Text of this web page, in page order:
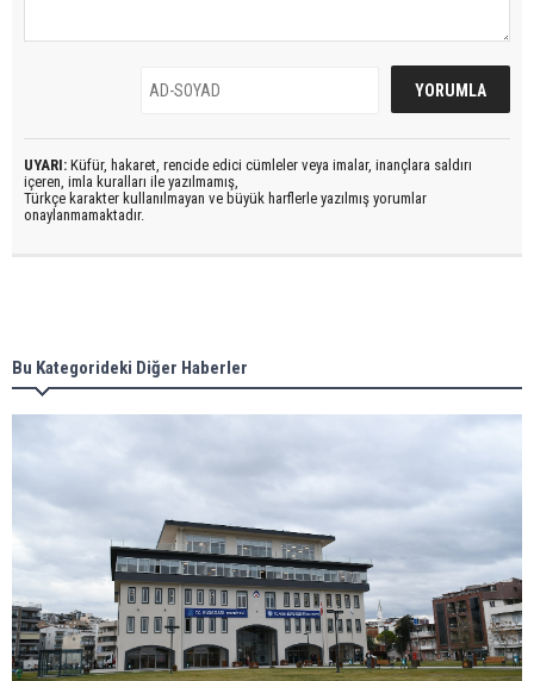
UYARI: Küfür, hakaret, rencide edici cümleler veya imalar, inançlara saldırı
içeren, imla kuralları ile yazılmamış,
Türkçe karakter kullanılmayan ve büyük harflerle yazılmış yorumlar
onaylanmamaktadır.
Bu Kategorideki Diğer Haberler